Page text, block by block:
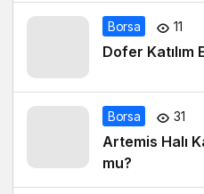
Borsa 11
Dofer Katılım
Borsa 31
Artemis Halı
mu?